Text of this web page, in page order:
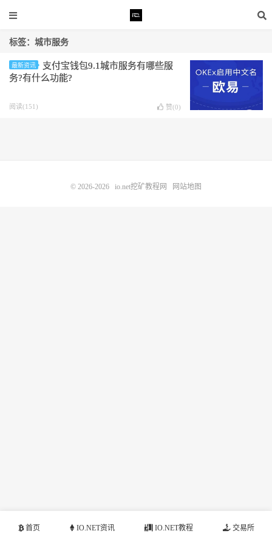
标签：城市服务
最新资讯
支付宝钱包9.1城市服务有哪些服
务?有什么功能?
阅读(151) 赞(0)
首页 IO.NET资讯 IO.NET教程 交易所
© 2026-2026 io.net挖矿教程网 网站地图